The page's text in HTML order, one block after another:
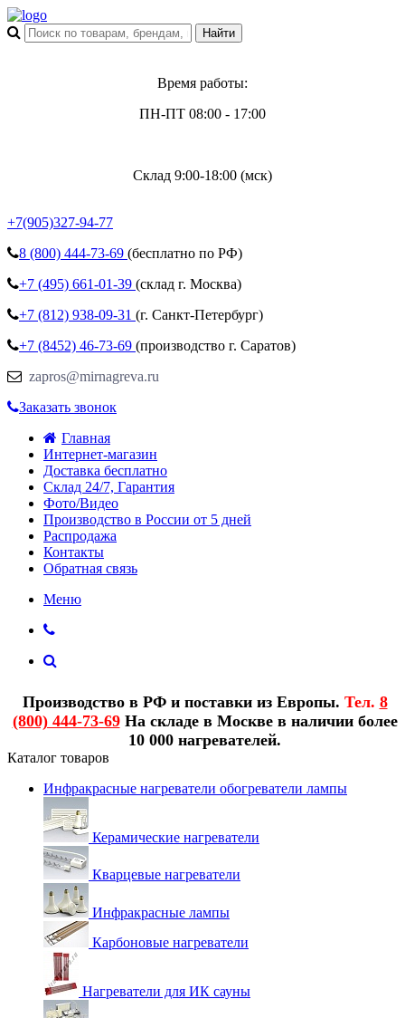
Время работы:
ПН-ПТ 08:00 - 17:00
Склад 9:00-18:00 (мск)
+7(905)327-94-77
8 (800) 444-73-69 (бесплатно по РФ)
+7 (495) 661-01-39 (склад г. Москва)
+7 (812) 938-09-31 (г. Санкт-Петербург)
+7 (8452) 46-73-69 (производство г. Саратов)
zapros@mirnagreva.ru
Заказать звонок
Главная
Интернет-магазин
Доставка бесплатно
Склад 24/7, Гарантия
Фото/Видео
Производство в России от 5 дней
Распродажа
Контакты
Обратная связь
Меню
Производство в РФ и поставки из Европы. Тел. 8
(800) 444-73-69На складе в Москве в наличии более
10 000 нагревателей.
Каталог товаров
Инфракрасные нагреватели обогреватели лампы
Керамические нагреватели
Кварцевые нагреватели
Инфракрасные лампы
Карбоновые нагреватели
Нагреватели для ИК сауны